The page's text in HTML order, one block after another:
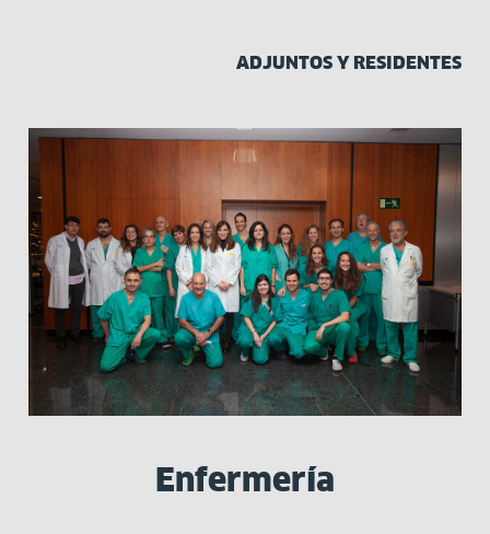
ADJUNTOS Y RESIDENTES
Enfermería